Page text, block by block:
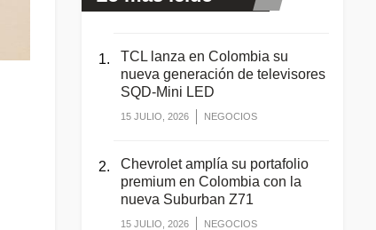
TCL lanza en Colombia su
nueva generación de televisores
SQD-Mini LED
15 JULIO, 2026 NEGOCIOS
Chevrolet amplía su portafolio
premium en Colombia con la
nueva Suburban Z71
15 JULIO, 2026 NEGOCIOS